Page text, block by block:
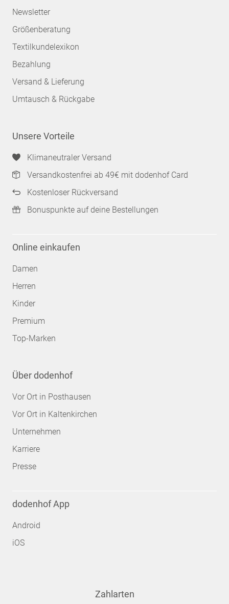
Newsletter
Größenberatung
Textilkundelexikon
Bezahlung
Versand & Lieferung
Umtausch & Rückgabe
Unsere Vorteile
Klimaneutraler Versand
Versandkostenfrei ab 49€ mit dodenhof Card
Kostenloser Rückversand
Bonuspunkte auf deine Bestellungen
Online einkaufen
Damen
Herren
Kinder
Premium
Top-Marken
Über dodenhof
Vor Ort in Posthausen
Vor Ort in Kaltenkirchen
Unternehmen
Karriere
Presse
dodenhof App
Android
iOS
Zahlarten